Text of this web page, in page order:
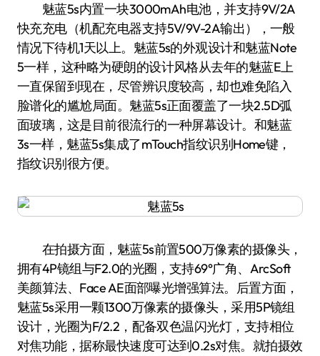
魅蓝5s内置一块3000mAh电池，并支持9V/2A
快充充电（机配充电器支持5V/9V-2A输出），一般
情况下待机1天以上。魅蓝5s的外观设计和魅蓝Note
5一样，这种略为硬朗的设计风格从去年的魅蓝E上
一直保留到现在，尽管辨识度较高，却也难免陷入
脸谱化的尴尬局面。魅蓝5s正面覆盖了一块2.5D弧
面玻璃，这是目前很流行的一种屏幕设计。和魅蓝
3s一样，魅蓝5s集成了mTouch指纹识别Home键，
指纹识别很方便。
在拍摄方面，魅蓝5s前置500万像素的摄像头，
拥有4P镜组与F2.0的光圈，支持69°广角、ArcSoft
美颜算法、Face AE面部曝光增强算法。后置方面，
魅蓝5s采用一颗1300万像素的摄像头，采用5P镜组
设计，光圈为F/2.2，配备双色温闪光灯，支持相位
对焦功能，据称最快速度可达到0.2s对焦。就拍摄效